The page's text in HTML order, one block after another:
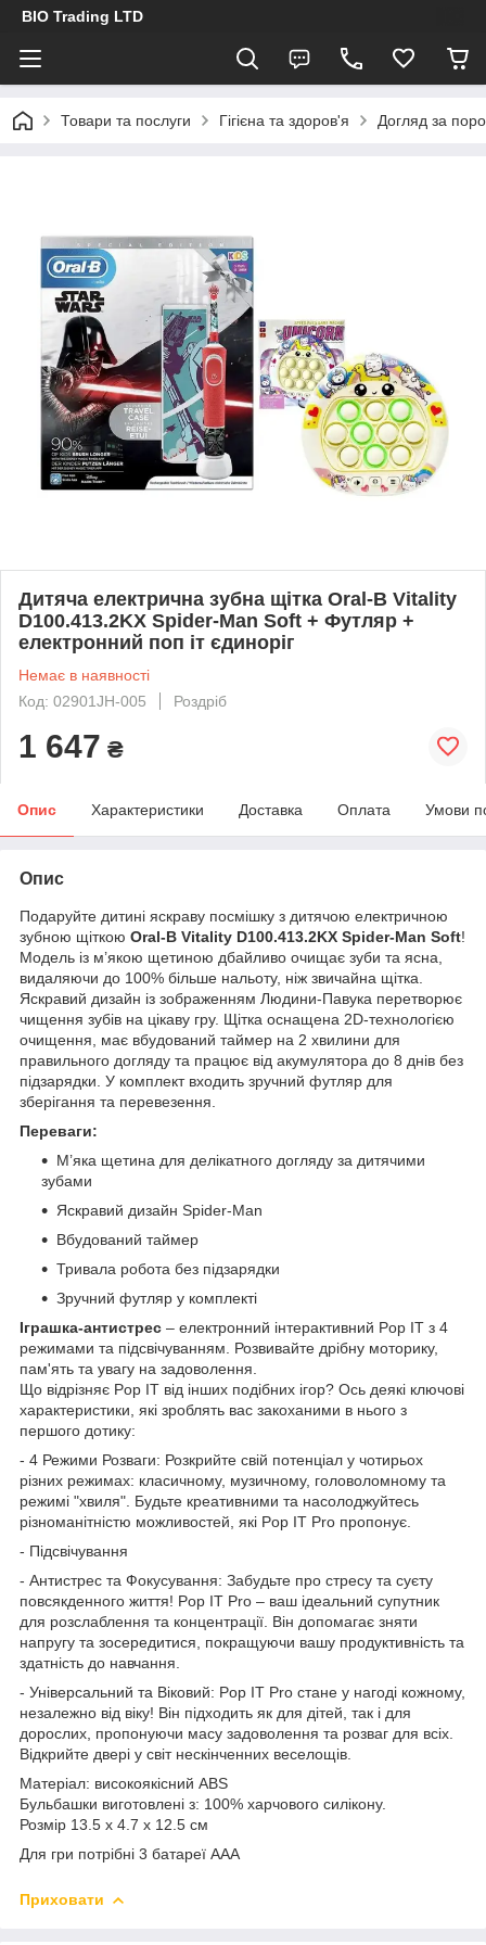
BIO Trading LTD
Товари та послуги Гігієна та здоров'я Догляд за
Дитяча електрична зубна щітка Oral-B Vitality
D100.413.2KX Spider-Man Soft + Футляр +
електронний поп іт єдиноріг
Немає в наявності
Код: 02901JH-005
Роздріб
1 647 ₴
Опис Характеристики Доставка Оплата Умови
Опис
Подаруйте дитині яскраву посмішку з дитячою електричною
зубною щіткою Oral-B Vitality D100.413.2KX Spider-Man Soft!
Модель із м’якою щетиною дбайливо очищає зуби та ясна,
видаляючи до 100% більше нальоту, ніж звичайна щітка.
Яскравий дизайн із зображенням Людини-Павука перетворює
чищення зубів на цікаву гру. Щітка оснащена 2D-технологією
очищення, має вбудований таймер на 2 хвилини для
правильного догляду та працює від акумулятора до 8 днів без
підзарядки. У комплект входить зручний футляр для
зберігання та перевезення.
Переваги:
М’яка щетина для делікатного догляду за дитячими
зубами
Яскравий дизайн Spider-Man
Вбудований таймер
Тривала робота без підзарядки
Зручний футляр у комплекті
Іграшка-антистрес – електронний інтерактивний Pop IT з 4
режимами та підсвічуванням. Розвивайте дрібну моторику,
пам'ять та увагу на задоволення.
Що відрізняє Pop IT від інших подібних ігор? Ось деякі ключові
характеристики, які зроблять вас закоханими в нього з
першого дотику:
- 4 Режими Розваги: Розкрийте свій потенціал у чотирьох
різних режимах: класичному, музичному, головоломному та
режимі "хвиля". Будьте креативними та насолоджуйтесь
різноманітністю можливостей, які Pop IT Pro пропонує.
- Підсвічування
- Антистрес та Фокусування: Забудьте про стресу та суєту
повсякденного життя! Pop IT Pro – ваш ідеальний супутник
для розслаблення та концентрації. Він допомагає зняти
напругу та зосередитися, покращуючи вашу продуктивність та
здатність до навчання.
- Універсальний та Віковий: Pop IT Pro стане у нагоді кожному,
незалежно від віку! Він підходить як для дітей, так і для
дорослих, пропонуючи масу задоволення та розваг для всіх.
Відкрийте двері у світ нескінченних веселощів.
Матеріал: високоякісний ABS
Бульбашки виготовлені з: 100% харчового силікону.
Розмір 13.5 х 4.7 х 12.5 см
Для гри потрібні 3 батареї ААА
Приховати